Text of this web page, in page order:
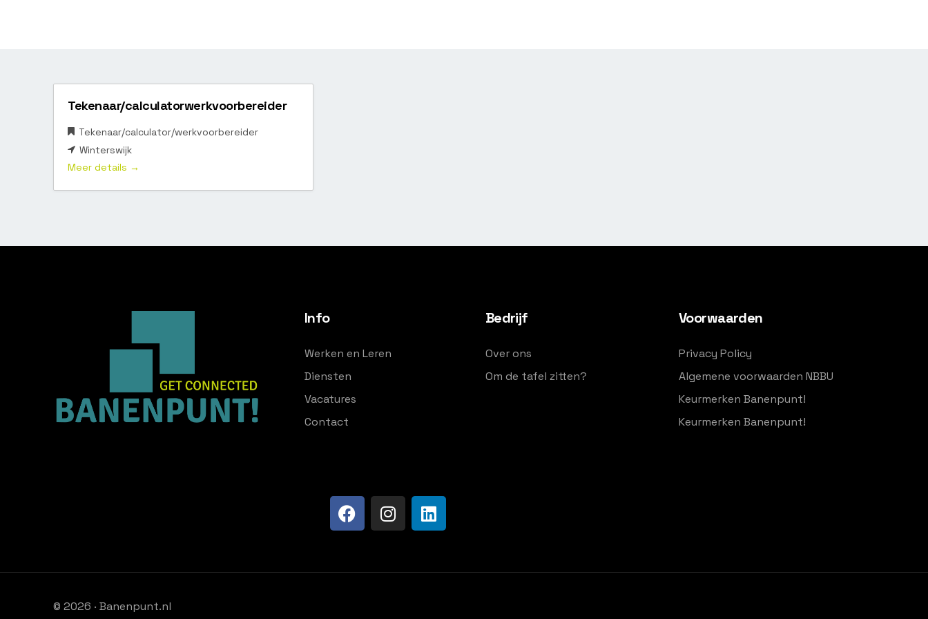
Tekenaar/calculatorwerkvoorbereider
Tekenaar/calculator/werkvoorbereider
Winterswijk
Meer details
Info
Werken en Leren
Diensten
Vacatures
Contact
Bedrijf
Over ons
Om de tafel zitten?
Voorwaarden
Privacy Policy
Algemene voorwaarden NBBU
Keurmerken Banenpunt!
Keurmerken Banenpunt!
© 2026 · Banenpunt.nl